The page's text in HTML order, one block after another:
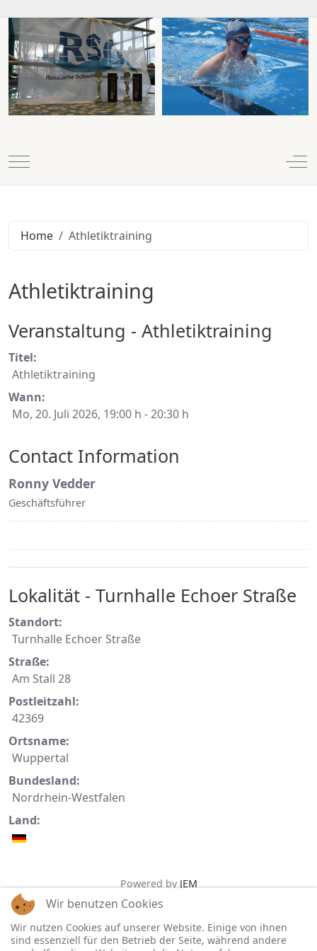
Mobile Menu Toggle
Home Athletiktraining
Athletiktraining
Veranstaltung - Athletiktraining
Titel:
Athletiktraining
Wann:
Mo, 20. Juli 2026, 19:00 h -20:30 h
Contact Information
Ronny Vedder
Geschäftsführer
Lokalität - Turnhalle Echoer Straße
Standort:
Turnhalle Echoer Straße
Straße:
Am Stall 28
Postleitzahl:
42369
Ortsname:
Wuppertal
Bundesland:
Nordrhein-Westfalen
Land:
Powered by JEM
Wir benutzen Cookies
Wir nutzen Cookies auf unserer Website. Einige von ihnen
sind essenziell für den Betrieb der Seite, während andere